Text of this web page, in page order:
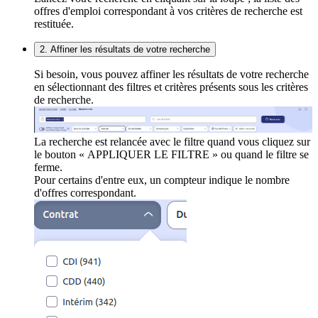
offres d'emploi correspondant à vos critères de recherche est
restituée.
2. Affiner les résultats de votre recherche
Si besoin, vous pouvez affiner les résultats de votre recherche
en sélectionnant des filtres et critères présents sous les critères
de recherche.
La recherche est relancée avec le filtre quand vous cliquez sur
le bouton « APPLIQUER LE FILTRE » ou quand le filtre se
ferme.
Pour certains d'entre eux, un compteur indique le nombre
d'offres correspondant.